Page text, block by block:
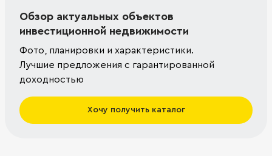
Обзор актуальных объектов
инвестиционной недвижимости
Фото, планировки и характеристики.
Лучшие предложения с гарантированной
доходностью
Хочу получить каталог